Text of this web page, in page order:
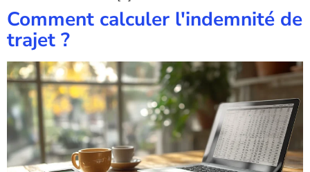
Comment calculer l'indemnité de
trajet ?